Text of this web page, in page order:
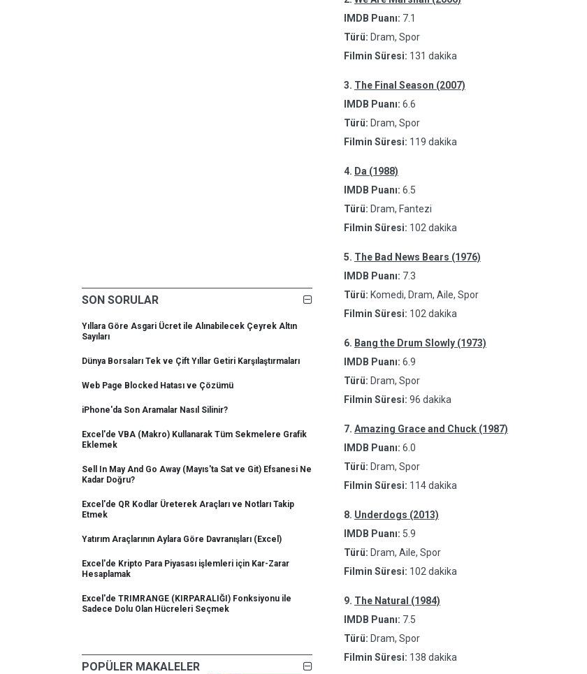
SON SORULAR
Yıllara Göre Asgari Ücret ile Alınabilecek Çeyrek Altın
Sayıları
Dünya Borsaları Tek ve Çift Yıllar Getiri Karşılaştırmaları
Web Page Blocked Hatası ve Çözümü
iPhone'da Son Aramalar Nasıl Silinir?
Excel'de VBA (Makro) Kullanarak Tüm Sekmelere Grafik
Eklemek
Sell In May And Go Away (Mayıs'ta Sat ve Git) Efsanesi Ne
Kadar Doğru?
Excel'de QR Kodlar Üreterek Araçları ve Notları Takip
Etmek
Yatırım Araçlarının Aylara Göre Davranışları (Excel)
Excel'de Kripto Para Piyasası işlemleri için Kar-Zarar
Hesaplamak
Excel'de TRIMRANGE (KIRPARALIĞI) Fonksiyonu ile
Sadece Dolu Olan Hücreleri Seçmek
POPÜLER MAKALELER
IMDB Puanı: 7.1
Türü: Dram, Spor
Filmin Süresi: 131 dakika
3. The Final Season (2007)
IMDB Puanı: 6.6
Türü: Dram, Spor
Filmin Süresi: 119 dakika
4. Da (1988)
IMDB Puanı: 6.5
Türü: Dram, Fantezi
Filmin Süresi: 102 dakika
5. The Bad News Bears (1976)
IMDB Puanı: 7.3
Türü: Komedi, Dram, Aile, Spor
Filmin Süresi: 102 dakika
6. Bang the Drum Slowly (1973)
IMDB Puanı: 6.9
Türü: Dram, Spor
Filmin Süresi: 96 dakika
7. Amazing Grace and Chuck (1987)
IMDB Puanı: 6.0
Türü: Dram, Spor
Filmin Süresi: 114 dakika
8. Underdogs (2013)
IMDB Puanı: 5.9
Türü: Dram, Aile, Spor
Filmin Süresi: 102 dakika
9. The Natural (1984)
IMDB Puanı: 7.5
Türü: Dram, Spor
Filmin Süresi: 138 dakika